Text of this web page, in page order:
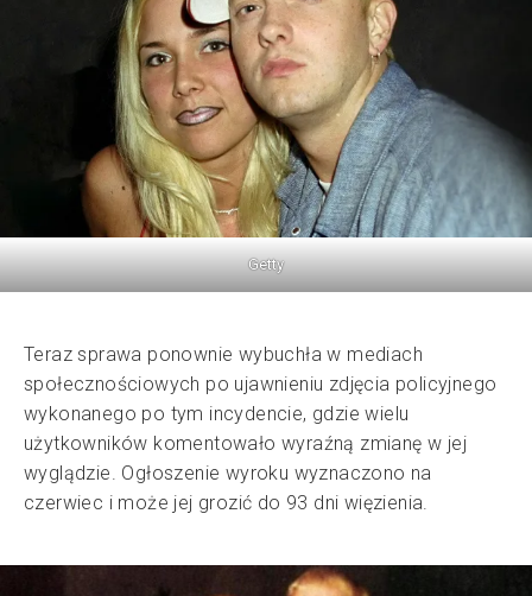
Getty
Teraz sprawa ponownie wybuchła w mediach
społecznościowych po ujawnieniu zdjęcia policyjnego
wykonanego po tym incydencie, gdzie wielu
użytkowników komentowało wyraźną zmianę w jej
wyglądzie. Ogłoszenie wyroku wyznaczono na
czerwiec i może jej grozić do 93 dni więzienia.